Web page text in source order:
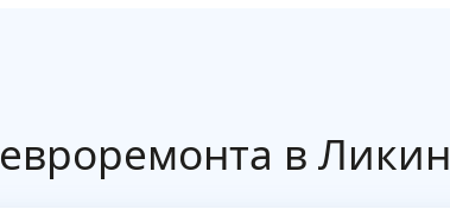
евроремонта в